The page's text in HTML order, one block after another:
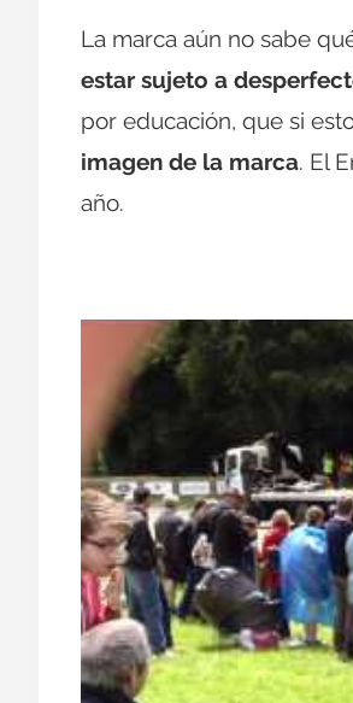
La marca aún no sabe
estar sujeto a
por educación, que si
imagen de la marca. El
año.